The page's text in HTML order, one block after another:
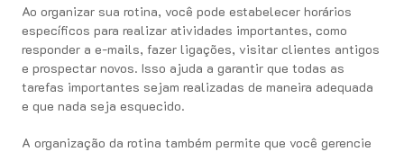
Ao organizar sua rotina, você pode estabelecer horários
específicos para realizar atividades importantes, como
responder a e-mails, fazer ligações, visitar clientes antigos
e prospectar novos. Isso ajuda a garantir que todas as
tarefas importantes sejam realizadas de maneira adequada
e que nada seja esquecido.
A organização da rotina também permite que você gerencie